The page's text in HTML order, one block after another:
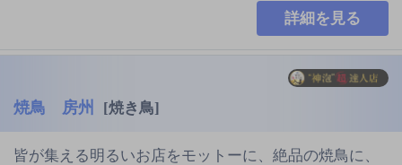
詳細を見る
焼鳥 房州 [焼き鳥]
皆が集える明るいお店をモットーに、絶品の焼鳥に、